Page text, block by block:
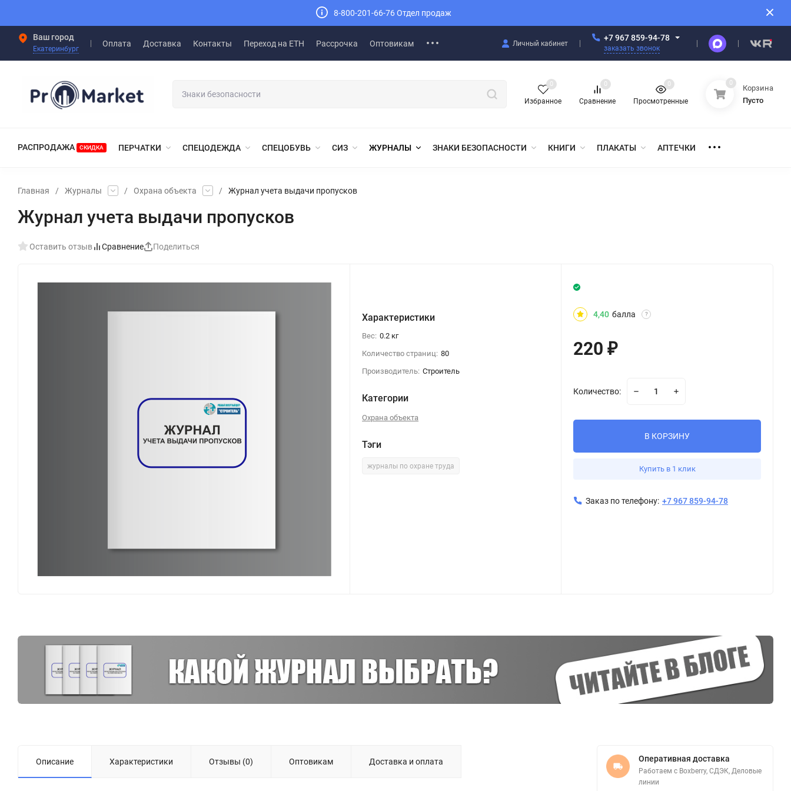
8-800-201-66-76 Отдел продаж
Ваш город
Екатеринбург
Оплата Доставка Контакты Переход на ЕТН Рассрочка Оптовикам Личный кабинет
+7 967 859-94-78
заказать звонок
Избранное
0
Сравнение
0
Просмотренные
0 0
Корзина
Пусто
РАСПРОДАЖА СКИДКА ПЕРЧАТКИ СПЕЦОДЕЖДА СПЕЦОБУВЬ СИЗ ЖУРНАЛЫ ЗНАКИ БЕЗОПАСНОСТИ КНИГИ ПЛАКАТЫ АПТЕЧКИ
Главная / Журналы / Охрана объекта / Журнал учета выдачи пропусков
Журнал учета выдачи пропусков
Оставить отзыв Сравнение Поделиться
Характеристики
Вес: 0.2 кг
Количество страниц: 80
Производитель: Строитель
Категории
Охрана объекта
Тэги
журналы по охране труда
4,40 балла ?
220₽
Количество:
В КОРЗИНУ
Купить в 1 клик
Заказ по телефону: +7 967 859-94-78
Описание Характеристики Отзывы (0) Оптовикам Доставка и оплата Оперативная доставка
Работаем с Boxberry, СДЭК, Деловые
линии